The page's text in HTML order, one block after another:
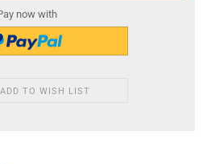
now with
ADD TO WISH LIST